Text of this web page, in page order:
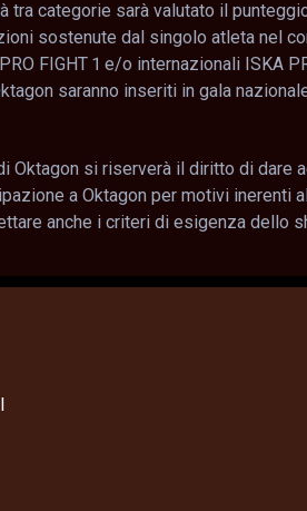
tra categorie sarà valutato il
sostenute dal singolo atleta nel
FIGHT 1 e/o internazionali ISKA
saranno inseriti in gala
Oktagon si riserverà il diritto di dare
a Oktagon per motivi inerenti
anche i criteri di esigenza dello